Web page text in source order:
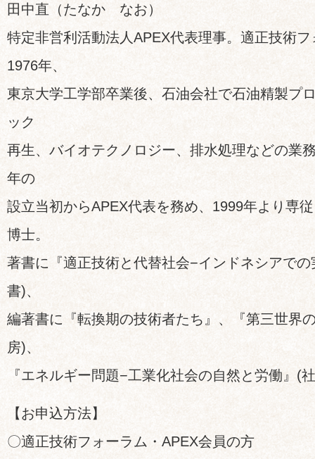
田中直（たなか なお）
特定非営利活動法人APEX代表理事。適正技術
1976年、
東京大学工学部卒業後、石油会社で石油精製プ
ック
再生、バイオテクノロジー、排水処理などの業
年の
設立当初からAPEX代表を務め、1999年より専
博士。
著書に『適正技術と代替社会−インドネシアで
書)、
編著書に『転換期の技術者たち』、『第三世界
房)、
『エネルギー問題−工業化社会の自然と労働』(
【お申込方法】
〇適正技術フォーラム・APEX会員の方